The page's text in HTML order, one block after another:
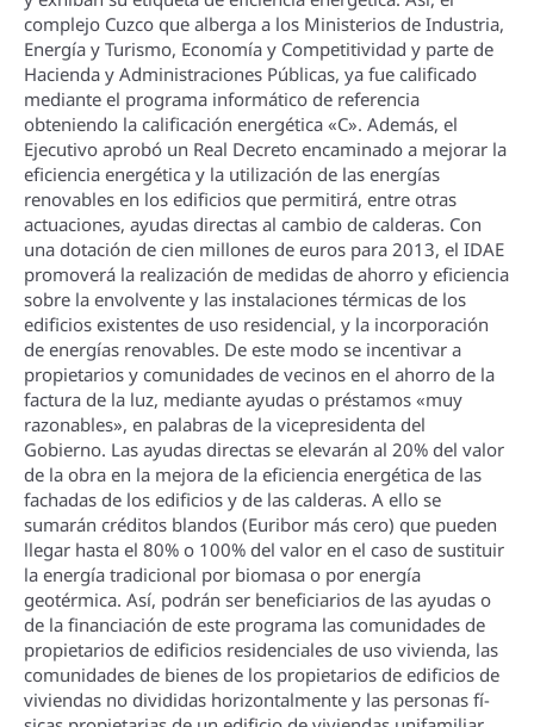
complejo Cuzco que alberga a los Ministerios de Industria,
Energí­a y Turismo, Economí­a y Competitividad y parte de
Hacienda y Administraciones Públicas, ya fue calificado
mediante el programa informático de referencia
obteniendo la calificación energética «C». Además, el
Ejecutivo aprobó un Real Decreto encaminado a mejorar la
eficiencia energética y la utilización de las energí­as
renovables en los edificios que permitirá, entre otras
actuaciones, ayudas directas al cambio de calderas. Con
una dotación de cien millones de euros para 2013, el IDAE
promoverá la realización de medidas de ahorro y eficiencia
sobre la envolvente y las instalaciones térmicas de los
edificios existentes de uso residencial, y la incorporación
de energí­as renovables. De este modo se incentivar a
propietarios y comunidades de vecinos en el ahorro de la
factura de la luz, mediante ayudas o préstamos «muy
razonables», en palabras de la vicepresidenta del
Gobierno. Las ayudas directas se elevarán al 20% del valor
de la obra en la mejora de la eficiencia energética de las
fachadas de los edificios y de las calderas. A ello se
sumarán créditos blandos (Euribor más cero) que pueden
llegar hasta el 80% o 100% del valor en el caso de sustituir
la energí­a tradicional por biomasa o por energí­a
geotérmica. Así­, podrán ser beneficiarios de las ayudas o
de la financiación de este programa las comunidades de
propietarios de edificios residenciales de uso vivienda, las
comunidades de bienes de los propietarios de edificios de
viviendas no divididas horizontalmente y las personas fí­